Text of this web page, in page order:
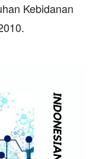
Kebidanan